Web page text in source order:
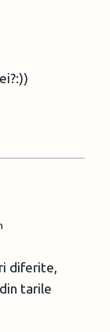
diferite,
tarile